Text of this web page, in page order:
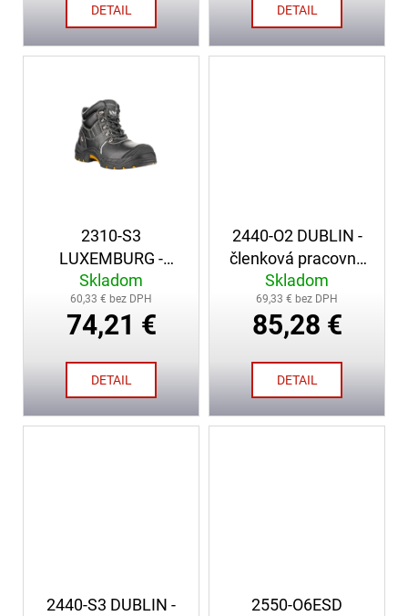
DETAIL DETAIL
2310-S3
LUXEMBURG -
členková
bezpečnostná obuv
Skladom
60,33 € bez DPH
74,21 €
DETAIL
2440-O2 DUBLIN -
členková pracovná
obuv
Skladom
69,33 € bez DPH
85,28 €
DETAIL
2440-S3 DUBLIN -
2550-O6ESD
m
ČERPADLA
289,00